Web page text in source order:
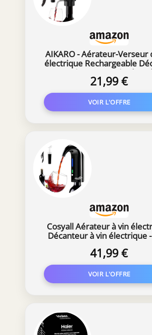
AIKARO - Aérateur-Verseur
électrique Rechargeable
automatique, avec Tire-
Bouchon Vacuum
21,99 €
Cosyall Aérateur à vin
Décanteur à vin électrique
41,99 €